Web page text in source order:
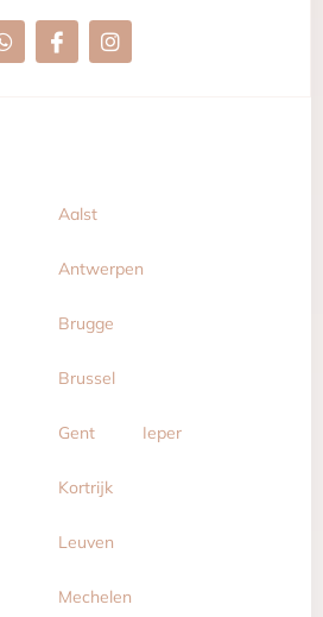
Aalst
Antwerpen
Brugge
Brussel
Gent Ieper
Kortrijk
Leuven
Mechelen